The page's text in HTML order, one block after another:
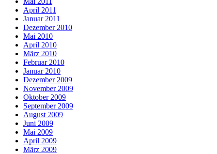
April 2011
Januar 2011
Dezember 2010
Mai 2010
April 2010
März 2010
Februar 2010
Januar 2010
Dezember 2009
November 2009
Oktober 2009
September 2009
August 2009
Juni 2009
Mai 2009
April 2009
März 2009